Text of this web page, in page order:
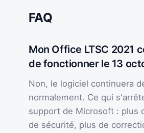
FAQ
Mon Office LTSC 2021
de fonctionner le 13
Non, le logiciel continuera
normalement. Ce qui
support de Microsoft : plus
de sécurité, plus de